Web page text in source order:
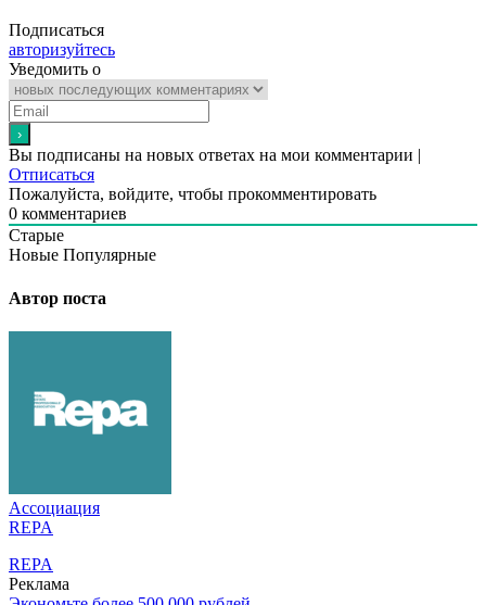
Подписаться
авторизуйтесь
Уведомить о
Вы подписаны на новых ответах на мои комментарии |
Отписаться
Пожалуйста, войдите, чтобы прокомментировать
0 комментариев
Старые
Новые Популярные
Автор поста
Ассоциация
REPA
REPA
Реклама